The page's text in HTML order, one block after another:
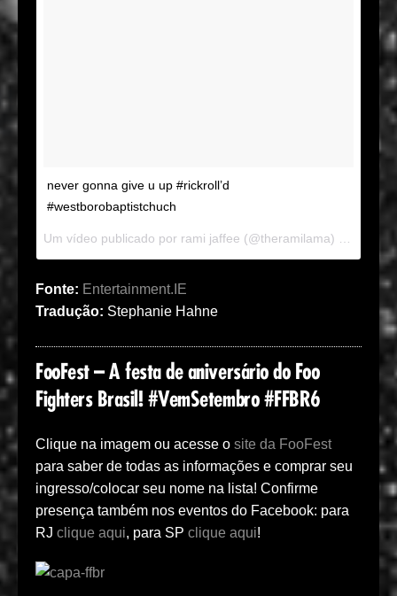
never gonna give u up #rickroll’d
#westborobaptistchuch
Fonte: Entertainment.IE
Tradução: Stephanie Hahne
FooFest – A festa de aniversário do Foo
Fighters Brasil! #VemSetembro #FFBR6
Clique na imagem ou acesse o site da FooFest
para saber de todas as informações e comprar seu
ingresso/colocar seu nome na lista! Confirme
presença também nos eventos do Facebook: para
RJ clique aqui, para SP clique aqui!